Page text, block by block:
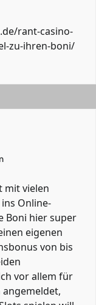
rant-casino-
zu-ihren-boni/
mit vielen
Online-
Boni hier super
eigenen
von bis
vor allem für